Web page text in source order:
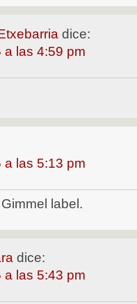
dice:
a las 4:59 pm
a las 5:13 pm
label.
dice:
a las 5:43 pm